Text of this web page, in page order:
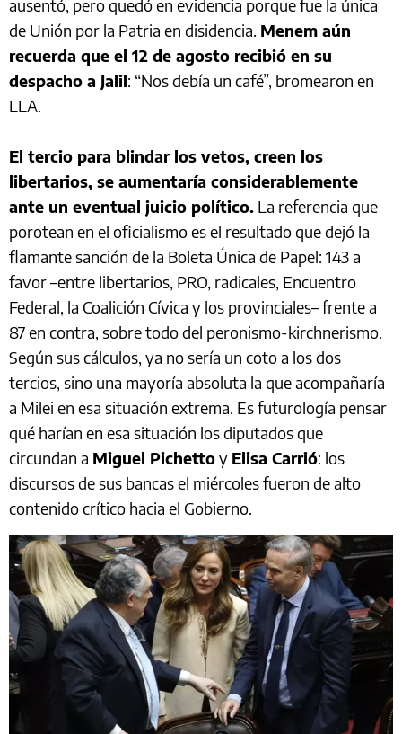
ausentó, pero quedó en evidencia porque fue la única
de Unión por la Patria en disidencia. Menem aún
recuerda que el 12 de agosto recibió en su
despacho a Jalil: “Nos debía un café”, bromearon en
LLA.
El tercio para blindar los vetos, creen los
libertarios, se aumentaría considerablemente
ante un eventual juicio político. La referencia que
porotean en el oficialismo es el resultado que dejó la
flamante sanción de la Boleta Única de Papel: 143 a
favor –entre libertarios, PRO, radicales, Encuentro
Federal, la Coalición Cívica y los provinciales– frente a
87 en contra, sobre todo del peronismo-kirchnerismo.
Según sus cálculos, ya no sería un coto a los dos
tercios, sino una mayoría absoluta la que acompañaría
a Milei en esa situación extrema. Es futurología pensar
qué harían en esa situación los diputados que
circundan a Miguel Pichettoy Elisa Carrió: los
discursos de sus bancas el miércoles fueron de alto
contenido crítico hacia el Gobierno.